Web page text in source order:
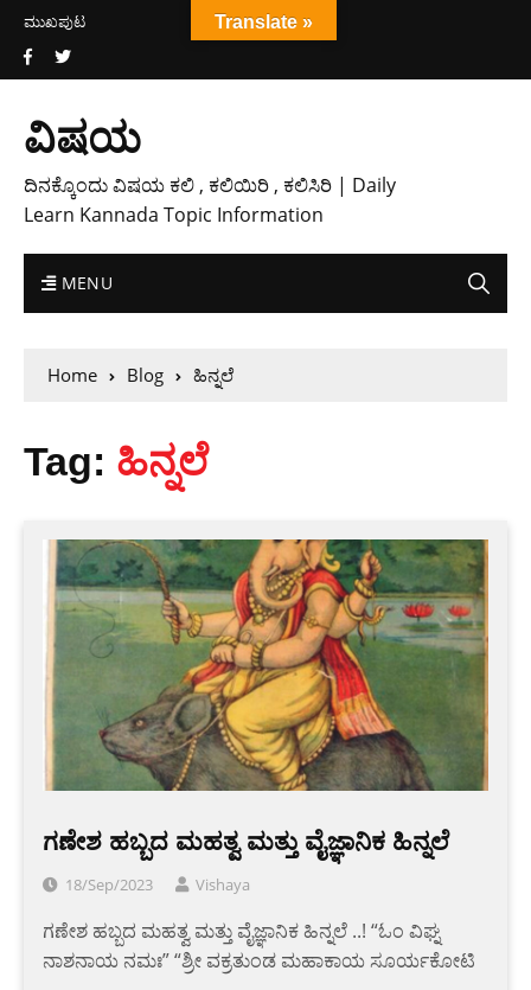
ಮುಖಪುಟ
ವಿಷಯ
ದಿನಕ್ಕೊಂದು ವಿಷಯ ಕಲಿ , ಕಲಿಯಿರಿ , ಕಲಿಸಿರಿ | Daily
Learn Kannada Topic Information
MENU
Home Blog ಹಿನ್ನಲೆ
Tag: ಹಿನ್ನಲೆ
ಗಣೇಶ ಹಬ್ಬದ ಮಹತ್ವ ಮತ್ತು ವೈಜ್ಞಾನಿಕ ಹಿನ್ನಲೆ
18/Sep/2023 Vishaya
ಗಣೇಶ ಹಬ್ಬದ ಮಹತ್ವ ಮತ್ತು ವೈಜ್ಞಾನಿಕ ಹಿನ್ನಲೆ ..! “ಓಂ ವಿಘ್ನ
ನಾಶನಾಯ ನಮಃ” ‌“ಶ್ರೀ ವಕ್ರತುಂಡ ಮಹಾಕಾಯ ಸೂರ್ಯಕೋಟಿ
Translate »